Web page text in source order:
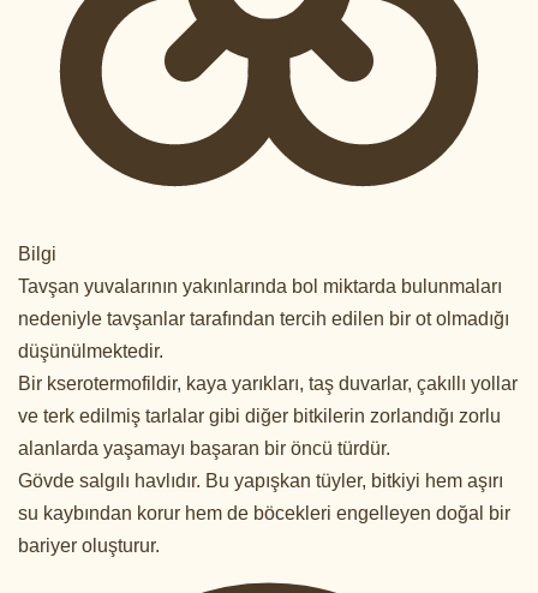
Bilgi
Tavşan yuvalarının yakınlarında bol miktarda bulunmaları
nedeniyle tavşanlar tarafından tercih edilen bir ot olmadığı
düşünülmektedir.
Bir kserotermofildir, kaya yarıkları, taş duvarlar, çakıllı yollar
ve terk edilmiş tarlalar gibi diğer bitkilerin zorlandığı zorlu
alanlarda yaşamayı başaran bir öncü türdür.
Gövde salgılı havlıdır. Bu yapışkan tüyler, bitkiyi hem aşırı
su kaybından korur hem de böcekleri engelleyen doğal bir
bariyer oluşturur.